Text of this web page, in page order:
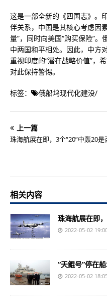
这是一部全新的《四国志》。
伴关系，中国是其核心考虑因
量”，同时向美国“购买保险”。
中两国和平相处。因此，中方
重视印度的“潜在战略价值”，
对此保持警惕。
标签： 俄船坞现代化建没/
上一篇
珠海航展在即，3个“20”中轰20
相关内容
珠海航展在即
2022-05-02
“天鲲号”停在
2022-05-02